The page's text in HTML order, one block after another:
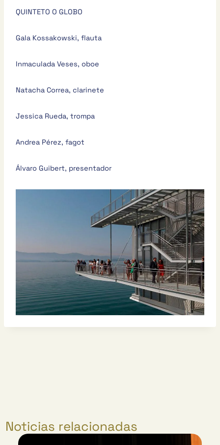
QUINTETO O GLOBO
Gala Kossakowski, flauta
Inmaculada Veses, oboe
Natacha Correa, clarinete
Jessica Rueda, trompa
Andrea Pérez, fagot
Álvaro Guibert, presentador
Noticias relacionadas